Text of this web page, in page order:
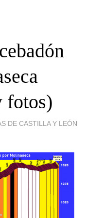
fotos)
DE CASTILLA Y LEÓN